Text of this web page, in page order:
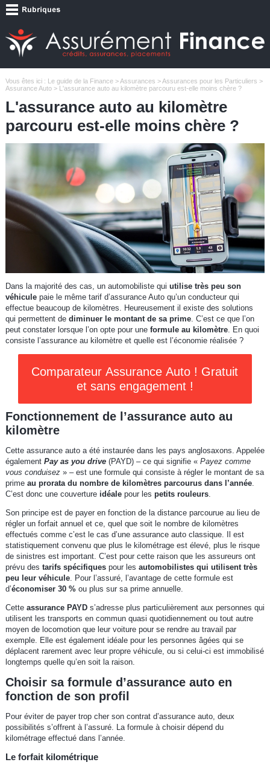
Vous êtes ici : Le guide de la Finance>Assurances >Assurances pour les Particuliers >
Assurance Auto> L'assurance auto au kilomètre parcouru est-elle moins chère ?
L'assurance auto au kilomètre
parcouru est-elle moins chère ?
Dans la majorité des cas, un automobiliste qui utilise très peu son
véhiculepaie le même tarif d’assurance Auto qu’un conducteur qui
effectue beaucoup de kilomètres. Heureusement il existe des solutions
qui permettent de diminuer le montant de sa prime. C’est ce que l’on
peut constater lorsque l’on opte pour une formule au kilomètre. En quoi
consiste l’assurance au kilomètre et quelle est l’économie réalisée ?
Comparateur Assurance Auto ! Gratuit
et sans engagement !
Fonctionnement de l’assurance auto au
kilomètre
Cette assurance auto a été instaurée dans les pays anglosaxons. Appelée
également Pay as you drive(PAYD) – ce qui signifie « Payez comme
vous conduisez» – est une formule qui consiste à régler le montant de sa
prime au prorata du nombre de kilomètres parcourus dans l’année.
C’est donc une couverture idéale pour les petits rouleurs.
Son principe est de payer en fonction de la distance parcourue au lieu de
régler un forfait annuel et ce, quel que soit le nombre de kilomètres
effectués comme c’est le cas d’une assurance auto classique. Il est
statistiquement convenu que plus le kilométrage est élevé, plus le risque
de sinistres est important. C’est pour cette raison que les assureurs ont
prévu des tarifs spécifiquespour les automobilistes qui utilisent très
peu leur véhicule. Pour l’assuré, l’avantage de cette formule est
d’économiser 30 %ou plus sur sa prime annuelle.
Cette assurance PAYDs’adresse plus particulièrement aux personnes qui
utilisent les transports en commun quasi quotidiennement ou tout autre
moyen de locomotion que leur voiture pour se rendre au travail par
exemple. Elle est également idéale pour les personnes âgées qui se
déplacent rarement avec leur propre véhicule, ou si celui-ci est immobilisé
longtemps quelle qu’en soit la raison.
Choisir sa formule d’assurance auto en
fonction de son profil
Pour éviter de payer trop cher son contrat d’assurance auto, deux
possibilités s’offrent à l’assuré. La formule à choisir dépend du
kilométrage effectué dans l’année.
Le forfait kilométrique